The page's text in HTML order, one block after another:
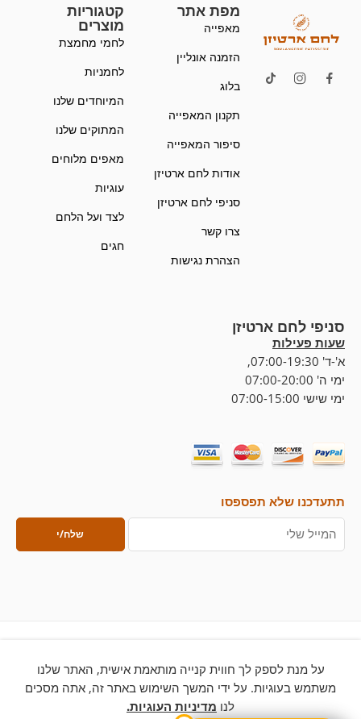
מפת אתר
מאפייה
הזמנה אונליין
בלוג
תקנון המאפייה
סיפור המאפייה
אודות לחם ארטיזן
סניפי לחם ארטיזן
צרו קשר
הצהרת נגישות
קטגוריות
מוצרים
לחמי מחמצת
לחמניות
המיוחדים שלנו
המתוקים שלנו
מאפים מלוחים
עוגיות
לצד ועל הלחם
חגים
סניפי לחם ארטיזן
שעות פעילות
א'-ד' 07:00-19:30,
ימי ה' 07:00-20:00
ימי שישי 07:00-15:00
תתעדכנו שלא תפספסו
© 2026 – כל הזכויות שמורות ללחם ארטיזן
על מנת לספק לך חווית קנייה מותאמת אישית, האתר שלנו
משתמש בעוגיות. על ידי המשך השימוש באתר זה, אתה מסכים
לנו מדיניות העוגיות.